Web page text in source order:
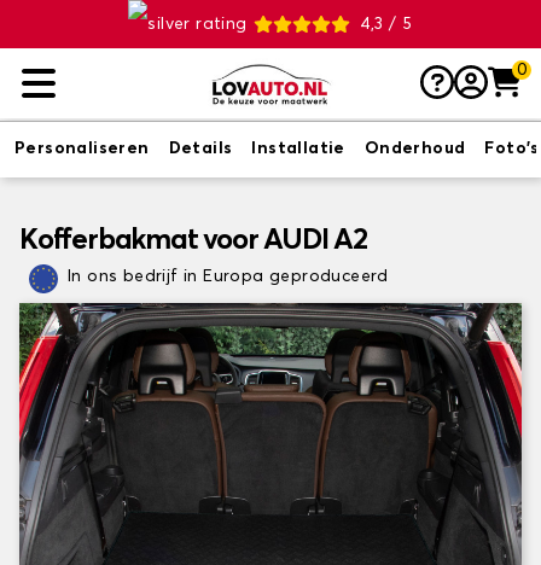
4,3 / 5
0
Personaliseren Details Installatie Onderhoud Foto's
Kofferbakmat voor AUDI A2
In ons bedrijf in Europa geproduceerd